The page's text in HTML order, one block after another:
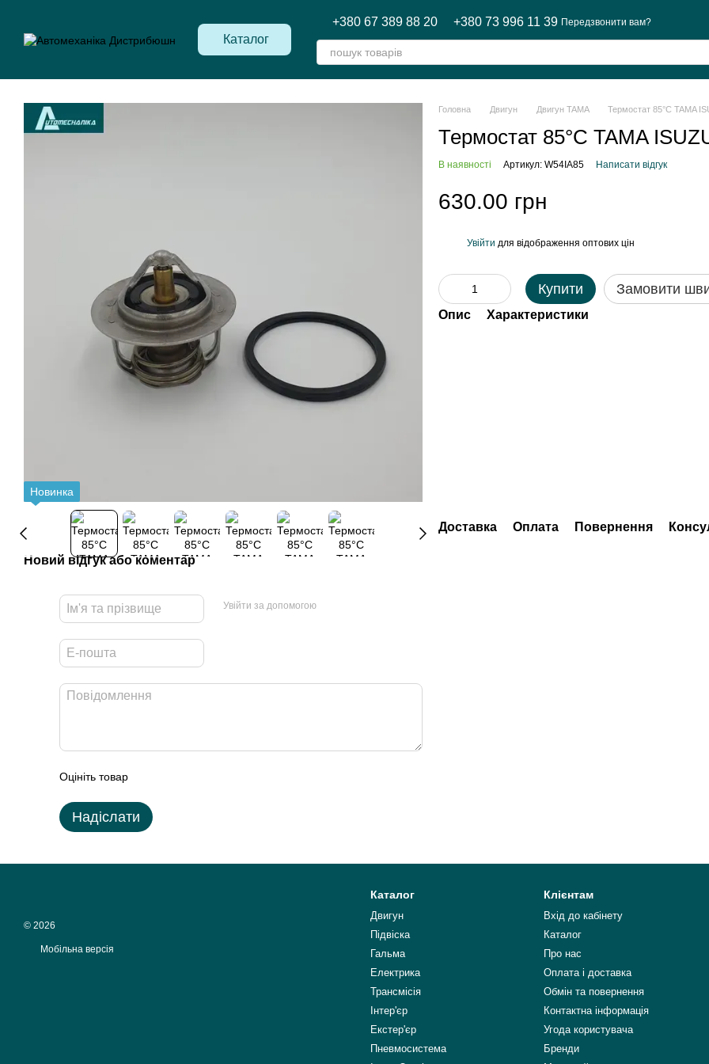
Каталог
+380 67 389 88 20 +380 73 996 11 39 Передзвонити вам?
Новинка
Новий відгук або коментар
Увійти за допомогою
Оцініть товар
Надіслати
Головна Двигун Двигун TAMA Термостат 85°С TAMA
Термостат 85°С TAMA
В наявності Артикул: W54IA85 Написати відгук
630.00 грн
Увійти для відображення оптових цін
Купити Замовити
Опис Характеристики
Доставка Оплата Повернення
© 2026
Мобільна версія
Каталог
Двигун
Підвіска
Гальма
Електрика
Трансмісія
Інтер'єр
Екстер'єр
Пневмосистема
Клієнтам
Вхід до кабінету
Каталог
Про нас
Оплата і доставка
Обмін та повернення
Контактна інформація
Угода користувача
Бренди